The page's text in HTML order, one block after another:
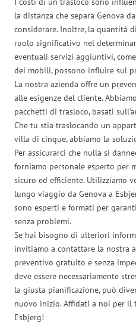
la distanza che separa Genova
considerare. Inoltre, la quantità
ruolo significativo nel
eventuali servizi aggiuntivi,
dei mobili, possono influire sul
La nostra azienda offre un
alle esigenze del cliente.
pacchetti di trasloco, basati
Che tu stia traslocando un
villa di cinque, abbiamo la
Per assicurarci che nulla si
forniamo personale esperto per
sicuro ed efficiente. Utilizziamo
lungo viaggio da Genova a
sono esperti e formati per
senza problemi.
Se hai bisogno di ulteriori
invitiamo a contattare la nostra
preventivo gratuito e senza
deve essere necessariamente
la giusta pianificazione, può
nuovo inizio. Affidati a noi per il
Esbjerg!